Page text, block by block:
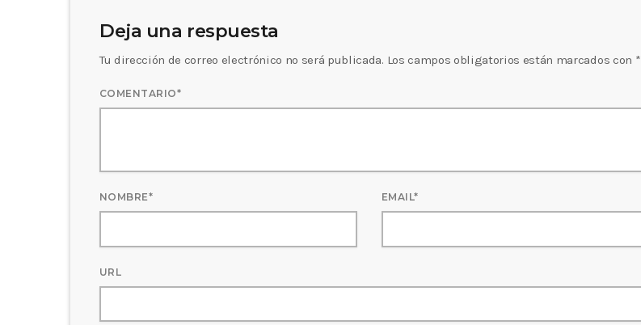
Deja una respuesta
Tu dirección de correo electrónico no será publicada. Los campos obligatorios están marcados con *
COMENTARIO*
NOMBRE* EMAIL*
URL